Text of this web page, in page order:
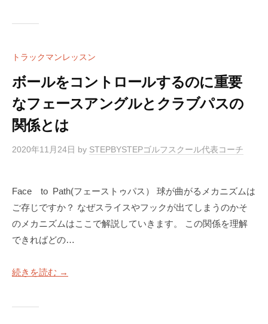
ー
ン
専
門
（
T
a
k
M
a
n
使
）
ス
ク
ー
ル
で
トラックマンレッスン
ボールをコントロールするのに重要
なフェースアングルとクラブパスの
関係とは
2020年11月24日 by STEPBYSTEPゴルフスクール代表コーチ
Face to Path(フェーストゥパス） 球が曲がるメカニズムは
ご存じですか？ なぜスライスやフックが出てしまうのかそ
のメカニズムはここで解説していきます。 この関係を理解
できればどの…
続きを読む →
a
a
4
使
）
E
P
B
Y
T
ゴ